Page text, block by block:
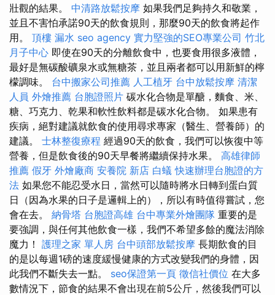
壯觀的結果。 中清路放鬆按摩 如果我們足夠持久和敬業，
並且不害怕承諾90天的飲食規則，那麼90天的飲食將起作
用。 頂樓 漏水 seo agency 實力堅強的SEO專業公司 竹北
月子中心 即使在90天的分離飲食中，也要食用很多液體，
最好是無碳酸礦泉水或無糖茶，並且兩者都可以用新鮮的檸
檬調味。 台中搬家公司推薦 人工植牙 台中放鬆按摩 清潔
人員 外燴推薦 台胞證照片 碳水化合物是單醣，麵食、米、
糖、巧克力、乾果和軟性飲料都是碳水化合物。 如果患有
疾病，絕對建議就飲食的使用尋求專家（醫生、營養師）的
建議。 士林整復療程 經過90天的飲食，我們可以恢復中等
營養，但是飲食後的90天早餐將繼續保持水果。 高雄律師
推薦 假牙 外燴廠商 安養院 新店 白蟻 快速辦理台胞證的方
法 如果您不能忍受水日，當然可以隨時將水日轉到蛋白質
日（因為水果的日子是邏輯上的），所以有時值得嘗試，您
會在去。 納骨塔 台胞證高雄 台中專業外燴團隊 重要的是
要強調，與任何其他飲食一樣，我們不希望多餘的魔法消除
魔力！ 護理之家 單人房 台中頭部放鬆按摩 長期飲食的目
的是以每週1磅的速度緩慢健康的方式改變我們的身體，因
此我們不斷失去一點。 seo保證第一頁 徵信社價位 在大多
數情況下，節食的結果不會出現在前5公斤，然後我們可以